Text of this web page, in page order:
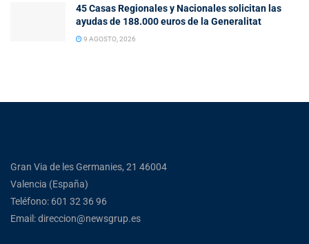
45 Casas Regionales y Nacionales solicitan las
ayudas de 188.000 euros de la Generalitat
9 AGOSTO, 2026
Gran Via de les Germanies, 21 46004
Valencia (España)
Teléfono: 601 32 36 96
Email: direccion@newsgrup.es